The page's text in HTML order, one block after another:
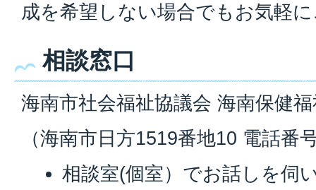
成を希望しない場合でもお気軽
相談窓口
海南市社会福祉協議会 海南保健
（海南市日方1519番地10 電話番
相談室(個室）でお話しを伺